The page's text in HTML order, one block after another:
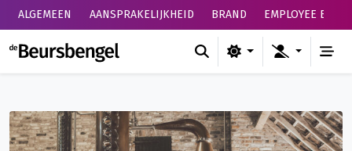
ALGEMEEN AANSPRAKELIJKHEID BRAND EMPLOYEE
de Beursbengel